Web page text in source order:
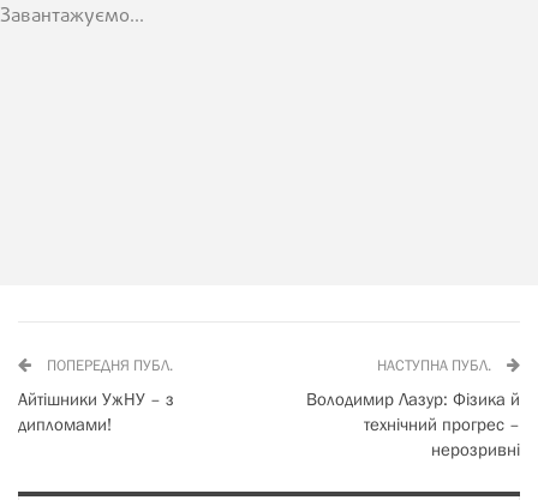
Завантажуємо...
ПОПЕРЕДНЯ ПУБЛ.
Айтішники УжНУ – з
дипломами!
НАСТУПНА ПУБЛ.
Володимир Лазур: Фізика й
технічний прогрес –
нерозривні